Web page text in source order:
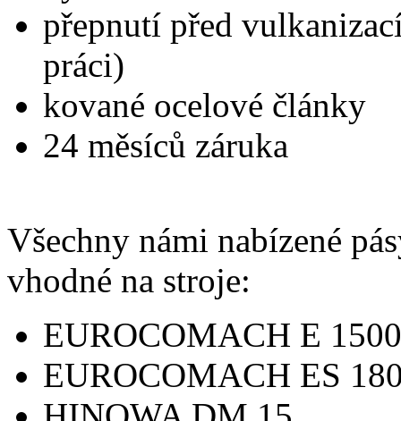
přepnutí před
práci)
kované ocelové články
24 měsíců záruka
Všechny námi nabízené
vhodné na stroje:
EUROCOMACH E
EUROCOMACH ES